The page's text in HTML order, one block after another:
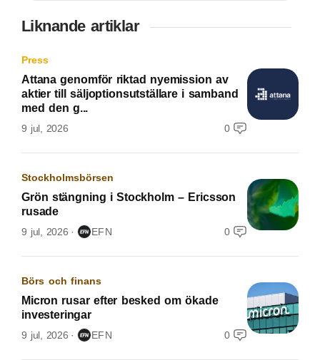
Liknande artiklar
Press
Attana genomför riktad nyemission av
aktier till säljoptionsutställare i samband
med den g...
9 jul, 2026 0
Stockholmsbörsen
Grön stängning i Stockholm – Ericsson
rusade
9 jul, 2026 EFN 0
Börs och finans
Micron rusar efter besked om ökade
investeringar
9 jul, 2026 EFN 0